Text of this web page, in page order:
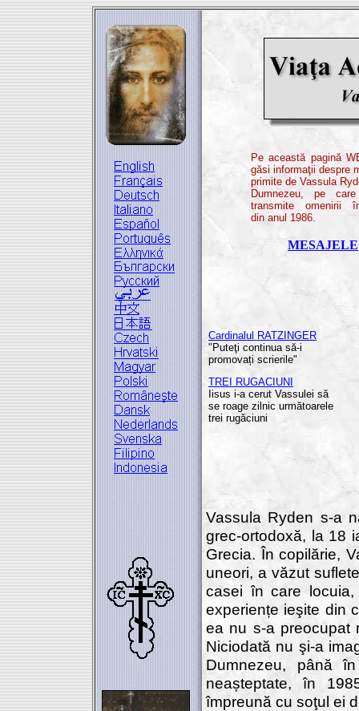
Pe această pagină
găsi informaţii despre
primite de Vassula
Dumnezeu, pe
transmite omenirii
din anul 1986.
MESAJELE
Cardinalul RATZINGER
"Puteţi continua să-i
promovați scrierile"
TREI RUGACIUNI
Iisus i-a cerut Vassulei să
se roage zilnic următoarele
trei rugăciuni
Vassula Ryden s-a
grec-ortodoxă, la 18
Grecia. În copilărie,
uneori, a văzut
casei în care
experiențe ieşite din
ea nu s-a preocupat
Niciodată nu şi-a
Dumnezeu, până
neașteptate, în
împreună cu soţul ei